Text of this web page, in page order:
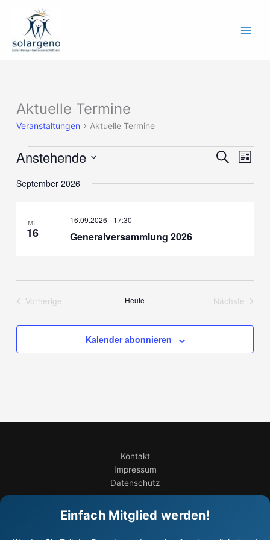
springen
Aktuelle Termine
Veranstaltungen Aktuelle Termine
Veranstaltungen
und
SucheListe
Anstehende
wählen.
September 2026
MI.
16 Generalversammlung 2026
16.09.2026 - 17:30
Vorherige
Heute
Nächste
Kalender abonnieren
Kontakt
Impressum
Datenschutz
Einfach Mitglied werden!